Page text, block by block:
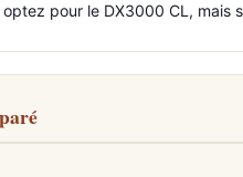
optez pour le DX3000 CL,